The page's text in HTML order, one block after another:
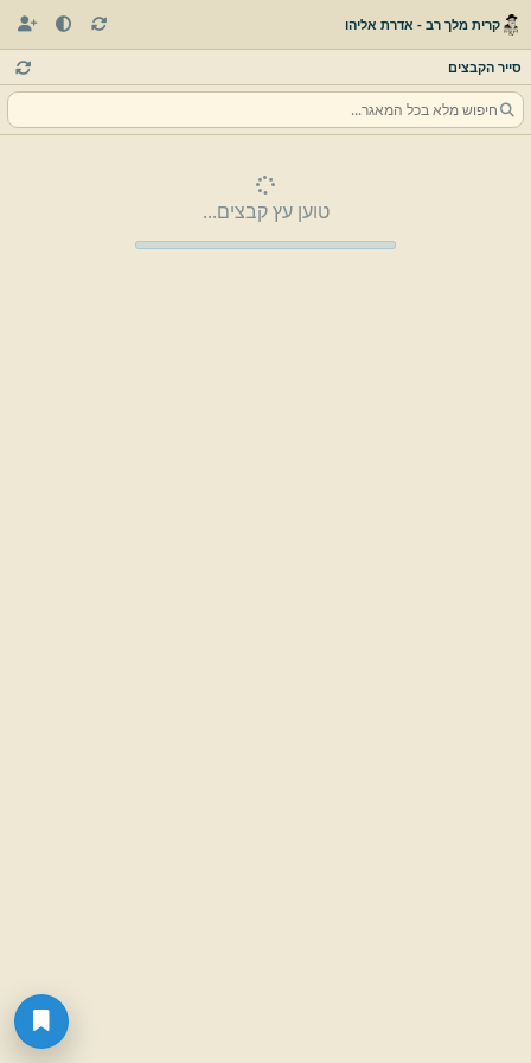
קרית מלך רב - אדרת אליהו
סייר הקבצים
טוען עץ קבצים...